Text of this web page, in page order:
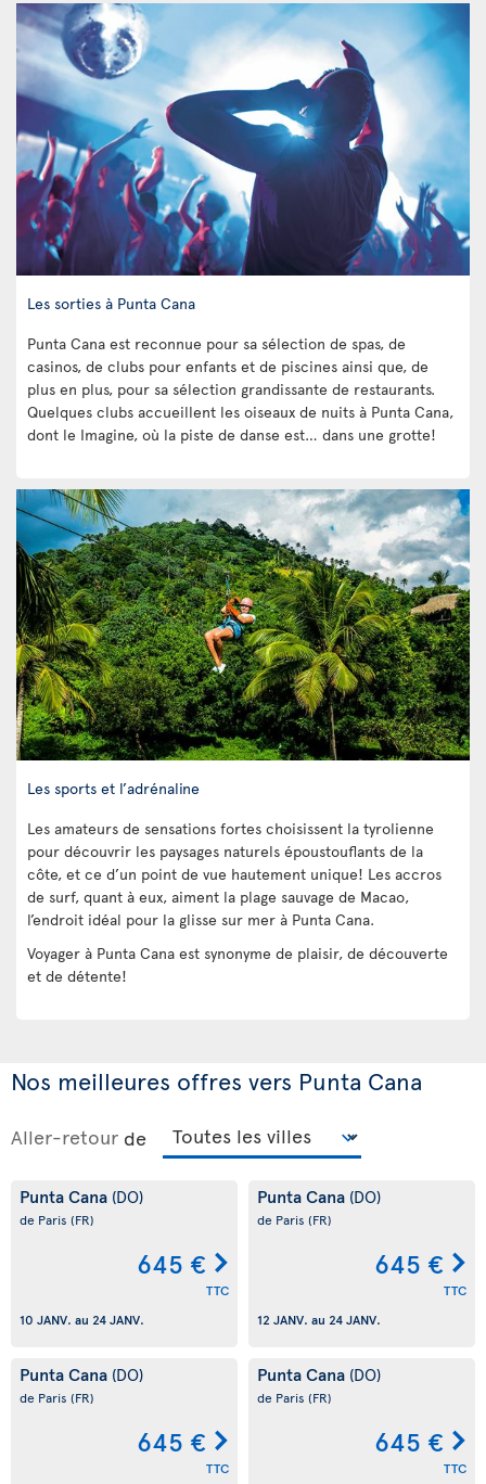
Les sorties à Punta Cana
Punta Cana est reconnue pour sa sélection de spas, de
casinos, de clubs pour enfants et de piscines ainsi que, de
plus en plus, pour sa sélection grandissante de restaurants.
Quelques clubs accueillent les oiseaux de nuits à Punta Cana,
dont le Imagine, où la piste de danse est… dans une grotte!
Les sports et l’adrénaline
Les amateurs de sensations fortes choisissent la tyrolienne
pour découvrir les paysages naturels époustouflants de la
côte, et ce d’un point de vue hautement unique! Les accros
de surf, quant à eux, aiment la plage sauvage de Macao,
l’endroit idéal pour la glisse sur mer à Punta Cana.
Voyager à Punta Cana est synonyme de plaisir, de découverte
et de détente!
Nos meilleures offres vers Punta Cana
Aller-retour de
Punta Cana (DO)
de Paris (FR)
645 €
TTC
10 JANV. au 24 JANV.
Punta Cana (DO)
de Paris (FR)
645 €
TTC
12 JANV. au 24 JANV.
Punta Cana (DO)
de Paris (FR)
645 €
TTC
Punta Cana (DO)
de Paris (FR)
645 €
TTC